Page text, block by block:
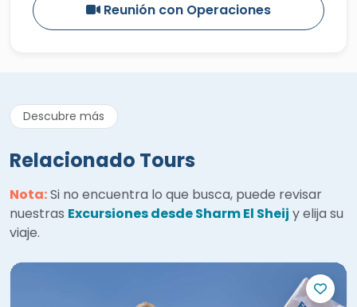
Reunión con Operaciones
Descubre más
Relacionado Tours
Nota:Si no encuentra lo que busca, puede revisar
nuestras Excursiones desde Sharm El Sheij y elija su
viaje.